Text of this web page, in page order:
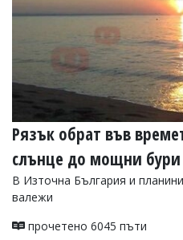
Рязък обрат във
слънце до мощни бури
В Източна България и
валежи
прочетено 6045 пъти